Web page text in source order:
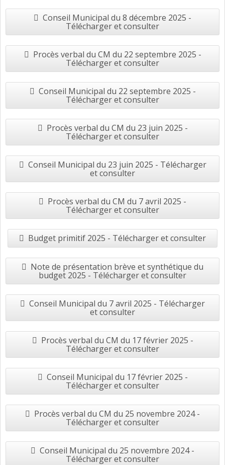
Conseil Municipal du 8 décembre 2025 -
Télécharger et consulter
Procès verbal du CM du 22 septembre 2025 -
Télécharger et consulter
Conseil Municipal du 22 septembre 2025 -
Télécharger et consulter
Procès verbal du CM du 23 juin 2025 -
Télécharger et consulter
Conseil Municipal du 23 juin 2025 - Télécharger
et consulter
Procès verbal du CM du 7 avril 2025 -
Télécharger et consulter
Budget primitif 2025 - Télécharger et consulter
Note de présentation brève et synthétique du
budget 2025 - Télécharger et consulter
Conseil Municipal du 7 avril 2025 - Télécharger
et consulter
Procès verbal du CM du 17 février 2025 -
Télécharger et consulter
Conseil Municipal du 17 février 2025 -
Télécharger et consulter
Procès verbal du CM du 25 novembre 2024 -
Télécharger et consulter
Conseil Municipal du 25 novembre 2024 -
Télécharger et consulter